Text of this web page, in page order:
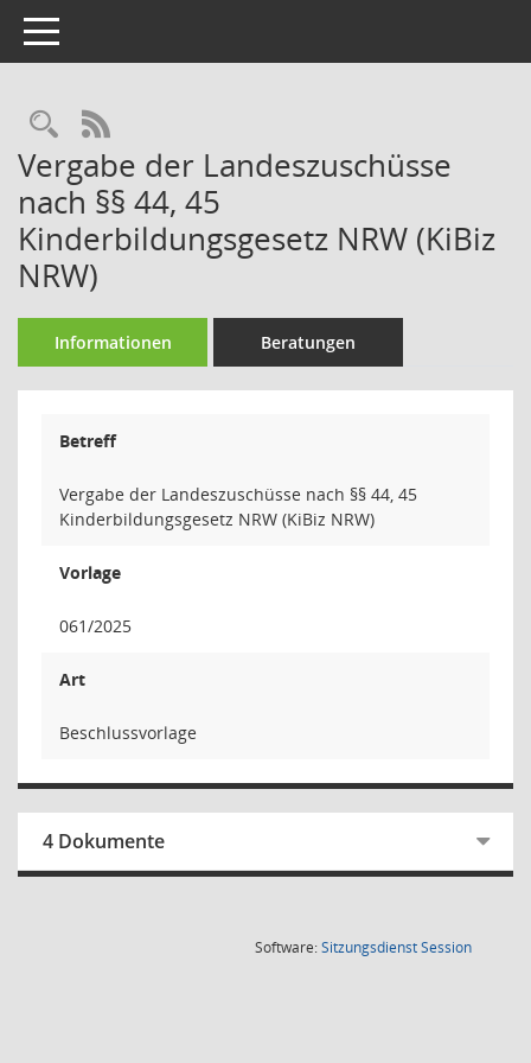
Toggle navigation
Rechercheauswahl
RSS-Feed
Vergabe der Landeszuschüsse
nach §§ 44, 45
Kinderbildungsgesetz NRW (KiBiz
NRW)
Informationen Beratungen
Betreff
Vergabe der Landeszuschüsse nach §§ 44, 45
Kinderbildungsgesetz NRW (KiBiz NRW)
Vorlage
061/2025
Art
Beschlussvorlage
4 Dokumente
Software:SitzungsdienstSession(Wird in